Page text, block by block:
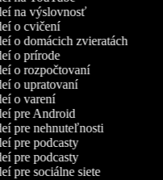
na výslovnosť
o cvičení
o domácich zvieratách
o prírode
o rozpočtovaní
o upratovaní
o varení
pre Android
pre nehnuteľnosti
pre podcasty
pre podcasty
pre sociálne siete